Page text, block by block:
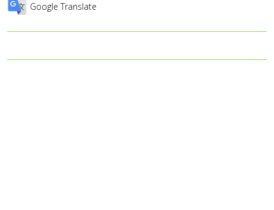
Google Translate